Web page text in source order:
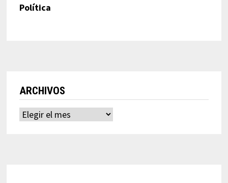
Política
ARCHIVOS
Archivos